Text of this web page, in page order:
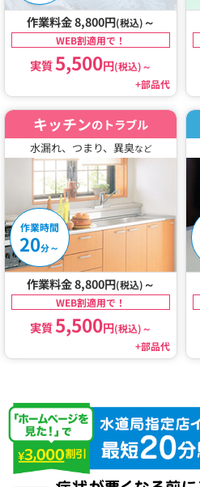
作業料金 8,800円(税込) ～
WEB割適用で！
実質5,500円(税込)～
+部品代
キッチンのトラブル
水漏れ、つまり、異臭など
作業時間
20分～
作業料金 8,800円(税込) ～
WEB割適用で！
実質5,500円(税込)～
+部品代